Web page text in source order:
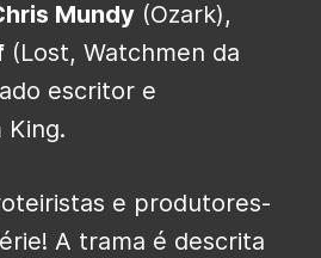
Mundy (Ozark),
(Lost, Watchmen da
escritor e
King.
e produtores-
A trama é descrita